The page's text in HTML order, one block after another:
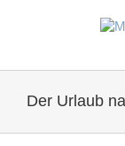
Der Urlaub